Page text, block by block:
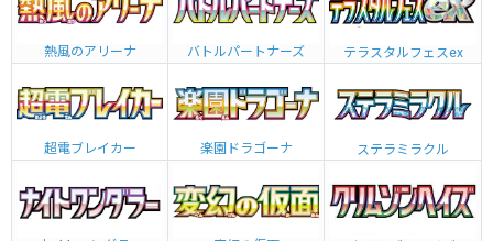
熱風のアリーナ バトルパートナーズ テラスタルフェスex
超電ブレイカー 楽園ドラゴーナ ステラミラクル